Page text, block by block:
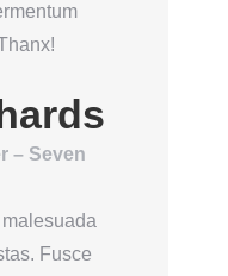
– Seven
Fusce